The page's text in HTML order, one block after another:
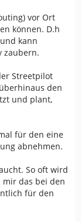
vor Ort
können. D.h
kann
zaubern.
Streetpilot
den
und plant,
für den eine
abnehmen.
So oft wird
das bei den
für den